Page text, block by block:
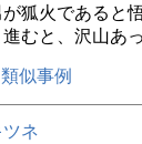
が狐火であると
進むと、沢山あ
類似事例
ツネ